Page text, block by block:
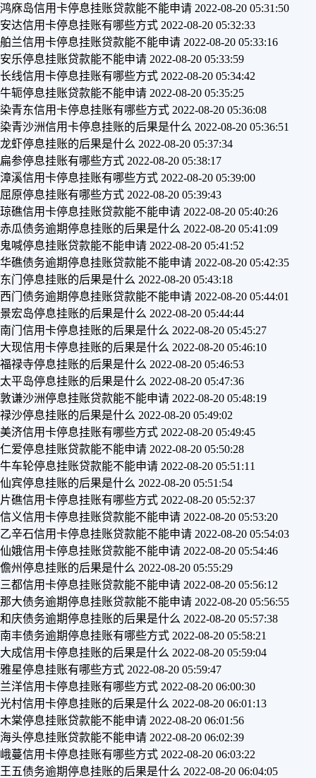
鸿庥岛信用卡停息挂账贷款能不能申请 2022-08-20 05:31:50
安达信用卡停息挂账有哪些方式 2022-08-20 05:32:33
舶兰信用卡停息挂账贷款能不能申请 2022-08-20 05:33:16
安乐停息挂账贷款能不能申请 2022-08-20 05:33:59
长线信用卡停息挂账有哪些方式 2022-08-20 05:34:42
牛轭停息挂账贷款能不能申请 2022-08-20 05:35:25
染青东信用卡停息挂账有哪些方式 2022-08-20 05:36:08
染青沙洲信用卡停息挂账的后果是什么 2022-08-20 05:36:51
龙虾停息挂账的后果是什么 2022-08-20 05:37:34
扁参停息挂账有哪些方式 2022-08-20 05:38:17
漳溪信用卡停息挂账有哪些方式 2022-08-20 05:39:00
屈原停息挂账有哪些方式 2022-08-20 05:39:43
琼礁信用卡停息挂账贷款能不能申请 2022-08-20 05:40:26
赤瓜债务逾期停息挂账的后果是什么 2022-08-20 05:41:09
鬼喊停息挂账贷款能不能申请 2022-08-20 05:41:52
华礁债务逾期停息挂账贷款能不能申请 2022-08-20 05:42:35
东门停息挂账的后果是什么 2022-08-20 05:43:18
西门债务逾期停息挂账贷款能不能申请 2022-08-20 05:44:01
景宏岛停息挂账的后果是什么 2022-08-20 05:44:44
南门信用卡停息挂账的后果是什么 2022-08-20 05:45:27
大现信用卡停息挂账的后果是什么 2022-08-20 05:46:10
福禄寺停息挂账的后果是什么 2022-08-20 05:46:53
太平岛停息挂账的后果是什么 2022-08-20 05:47:36
敦谦沙洲停息挂账贷款能不能申请 2022-08-20 05:48:19
禄沙停息挂账的后果是什么 2022-08-20 05:49:02
美济信用卡停息挂账有哪些方式 2022-08-20 05:49:45
仁爱停息挂账贷款能不能申请 2022-08-20 05:50:28
牛车轮停息挂账贷款能不能申请 2022-08-20 05:51:11
仙宾停息挂账的后果是什么 2022-08-20 05:51:54
片礁信用卡停息挂账有哪些方式 2022-08-20 05:52:37
信义信用卡停息挂账贷款能不能申请 2022-08-20 05:53:20
乙辛石信用卡停息挂账贷款能不能申请 2022-08-20 05:54:03
仙娥信用卡停息挂账贷款能不能申请 2022-08-20 05:54:46
儋州停息挂账的后果是什么 2022-08-20 05:55:29
三都信用卡停息挂账贷款能不能申请 2022-08-20 05:56:12
那大债务逾期停息挂账贷款能不能申请 2022-08-20 05:56:55
和庆债务逾期停息挂账的后果是什么 2022-08-20 05:57:38
南丰债务逾期停息挂账有哪些方式 2022-08-20 05:58:21
大成信用卡停息挂账的后果是什么 2022-08-20 05:59:04
雅星停息挂账有哪些方式 2022-08-20 05:59:47
兰洋信用卡停息挂账有哪些方式 2022-08-20 06:00:30
光村信用卡停息挂账的后果是什么 2022-08-20 06:01:13
木棠停息挂账贷款能不能申请 2022-08-20 06:01:56
海头停息挂账贷款能不能申请 2022-08-20 06:02:39
峨蔓信用卡停息挂账有哪些方式 2022-08-20 06:03:22
王五债务逾期停息挂账的后果是什么 2022-08-20 06:04:05